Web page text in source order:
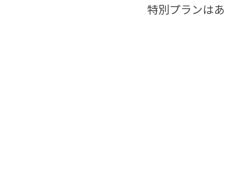
特別プランは